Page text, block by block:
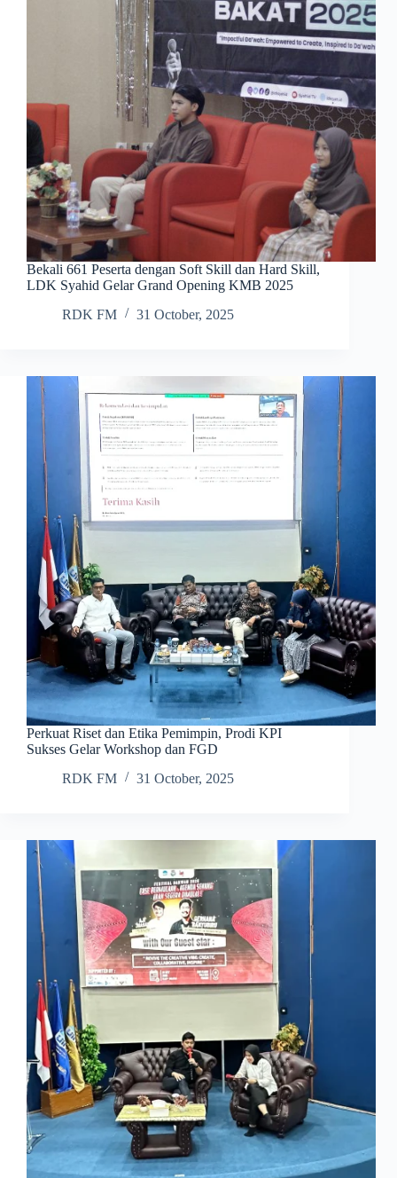
Bekali 661 Peserta dengan Soft Skill dan Hard Skill,
LDK Syahid Gelar Grand Opening KMB 2025
RDK FM
31 October, 2025
Perkuat Riset dan Etika Pemimpin, Prodi KPI
Sukses Gelar Workshop dan FGD
RDK FM
31 October, 2025